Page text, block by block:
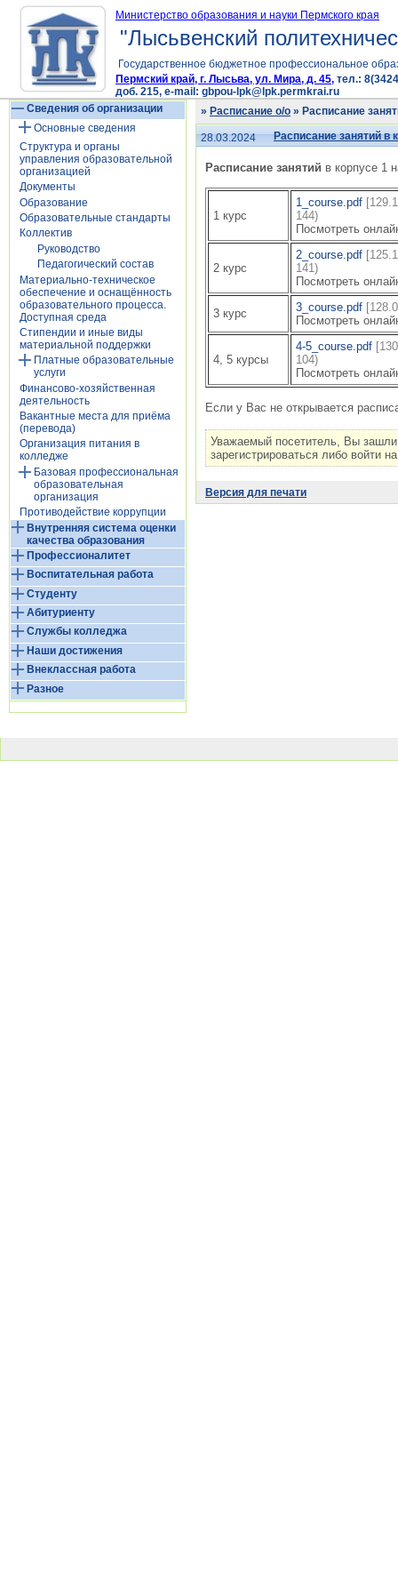
Министерство образования и науки Пермского края
"Лысьвенский
Государственное бюджетное профессиональное
Пермский край, г. Лысьва, ул. Мира, д. 45, тел.:
доб. 215, e-mail: gbpou-lpk@lpk.permkrai.ru
Сведения об организации
Основные сведения
Структура и органы
управления образовательной
организацией
Документы
Образование
Образовательные стандарты
Коллектив
Руководство
Педагогический состав
Материально-техническое
обеспечение и оснащённость
образовательного процесса.
Доступная среда
Стипендии и иные виды
материальной поддержки
Платные образовательные
услуги
Финансово-хозяйственная
деятельность
Вакантные места для приёма
(перевода)
Организация питания в
колледже
Базовая профессиональная
образовательная
организация
Противодействие коррупции
Внутренняя система оценки
качества образования
Профессионалитет
Воспитательная работа
Студенту
Абитуриенту
Службы колледжа
Наши достижения
Внеклассная работа
Разное
» Расписание о/о » Расписание
28.03.2024 Расписание занятий в
Расписание занятий в корпусе 1
1 курс
1_course.pdf
144)
Посмотреть
2 курс
2_course.pdf
141)
Посмотреть
3 курс 3_course.pdf
Посмотреть
4, 5 курсы
4-5_course.pdf
104)
Посмотреть
Если у Вас не открывается
Уважаемый посетитель, Вы
зарегистрироваться либо войти
Версия для печати